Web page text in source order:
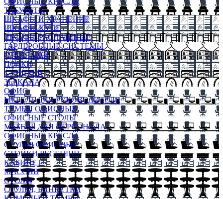
ТАБУРЕТЫ
ШКАФЫ И ХРАНЕНИЕ
ШКАФЫ-КУПЕ
ШКАФЫ-РАСПАШНЫЕ
ГАРДЕРОБНЫЕ СИСТЕМЫ
СТЕЛЛАЖИ
ПОЛКИ
СУНДУКИ
ЗЕРКАЛА
ОФИС
МЕБЕЛЬ ДЛЯ РУКОВОДИТЕЛЯ
ТУМБЫ ОФИСНЫЕ
ОФИСНЫЕ СТОЛЫ
МЕБЕЛЬ ДЛЯ ПЕРСОНАЛА
ОФИСНЫЕ КРЕСЛА
СТУЛЬЯ ОФИСНЫЕ
СТОЙКИ РЕСЕПШН
КАБИНЕТ
МАССИВ
СТОЛЫ
СТУЛЬЯ, БАНКЕТКИ